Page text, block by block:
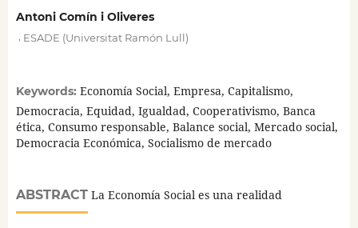
Antoni Comín i Oliveres
ESADE (Universitat Ramón Lull)
Keywords: Economía Social, Empresa, Capitalismo,
Democracia, Equidad, Igualdad, Cooperativismo, Banca
ética, Consumo responsable, Balance social, Mercado social,
Democracia Económica, Socialismo de mercado
ABSTRACTLa Economía Social es una realidad